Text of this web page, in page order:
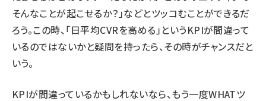
そんなことが起こせるか？」などとツッコむことができるだ
ろう。この時、「日平均CVRを高める」というKPIが間違って
いるのではないかと疑問を持ったら、その時がチャンスだと
いう。
KPIが間違っているかもしれないなら、もう一度WHATツ